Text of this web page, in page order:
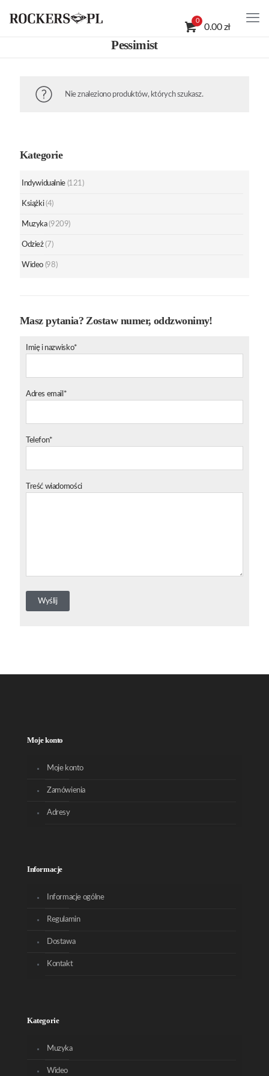
0
0.00 zł
Pessimist
Nie znaleziono produktów, których szukasz.
Kategorie
Indywidualnie (121)
Książki (4)
Muzyka (9209)
Odzież (7)
Wideo (98)
Masz pytania? Zostaw numer, oddzwonimy!
Imię i nazwisko*
Adres email*
Telefon*
Treść wiadomości
Moje konto
Moje konto
Zamówienia
Adresy
Informacje
Informacje ogólne
Regulamin
Dostawa
Kontakt
Kategorie
Muzyka
Wideo